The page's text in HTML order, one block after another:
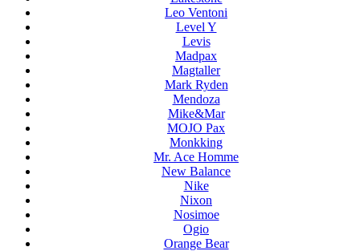
Leo Ventoni
Level Y
Levis
Madpax
Magtaller
Mark Ryden
Mendoza
Mike&Mar
MOJO Pax
Monkking
Mr. Ace Homme
New Balance
Nike
Nixon
Nosimoe
Ogio
Orange Bear